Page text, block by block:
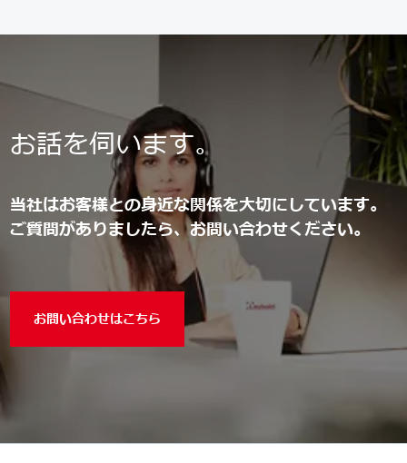
お話を伺います。
当社はお客様との身近な関係を大切にしています。
ご質問がありましたら、お問い合わせください。
お問い合わせはこちら